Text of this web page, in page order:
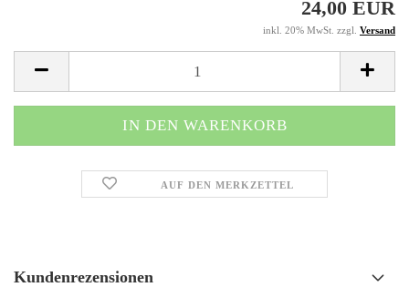
24,00 EUR
inkl. 20% MwSt. zzgl. Versand
AUF DEN MERKZETTEL
Kundenrezensionen